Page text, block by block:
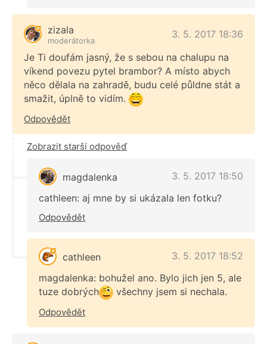
zizala
moderátorka
3. 5. 2017 18:36
Je Ti doufám jasný, že s sebou na chalupu na
víkend povezu pytel brambor? A místo abych
něco dělala na zahradě, budu celé půldne stát a
smažit, úplně to vidím.
Odpovědět
Zobrazit starší odpověď
magdalenka
3. 5. 2017 18:50
cathleen: aj mne by si ukázala len fotku?
Odpovědět
cathleen
3. 5. 2017 18:52
magdalenka: bohužel ano. Bylo jich jen 5, ale
tuze dobrých
všechny jsem si nechala.
Odpovědět